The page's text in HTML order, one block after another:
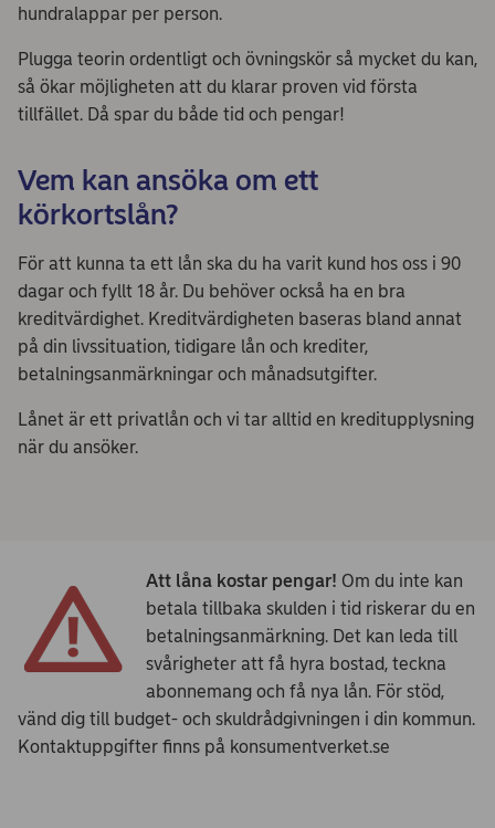
hundralappar per person.
Plugga teorin ordentligt och övningskör så mycket du kan,
så ökar möjligheten att du klarar proven vid första
tillfället. Då spar du både tid och pengar!
Vem kan ansöka om ett
körkortslån?
För att kunna ta ett lån ska du ha varit kund hos oss i 90
dagar och fyllt 18 år. Du behöver också ha en bra
kreditvärdighet. Kreditvärdigheten baseras bland annat
på din livssituation, tidigare lån och krediter,
betalningsanmärkningar och månadsutgifter.
Lånet är ett privatlån och vi tar alltid en kreditupplysning
när du ansöker.
Att låna kostar pengar! Om du inte kan
betala tillbaka skulden i tid riskerar du en
betalningsanmärkning. Det kan leda till
svårigheter att få hyra bostad, teckna
abonnemang och få nya lån. För stöd,
vänd dig till budget- och skuldrådgivningen i din kommun.
Kontaktuppgifter finns på konsumentverket.se